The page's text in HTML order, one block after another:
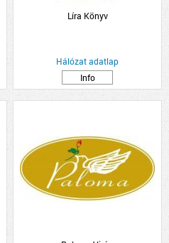
Líra Könyv
Hálózat adatlap
Info